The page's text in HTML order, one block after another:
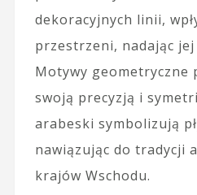
dekoracyjnych linii,
przestrzeni, nadając
Motywy geometryczne
swoją precyzją i
arabeski symbolizują
nawiązując do tradycji
krajów Wschodu.